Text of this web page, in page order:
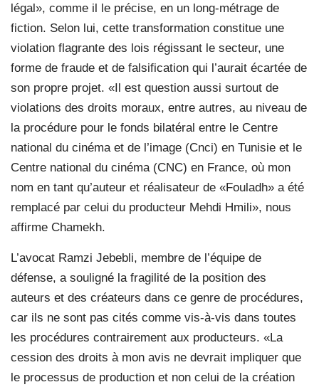
légal», comme il le précise, en un long-métrage de
fiction. Selon lui, cette transformation constitue une
violation flagrante des lois régissant le secteur, une
forme de fraude et de falsification qui l’aurait écartée de
son propre projet. «Il est question aussi surtout de
violations des droits moraux, entre autres, au niveau de
la procédure pour le fonds bilatéral entre le Centre
national du cinéma et de l’image (Cnci) en Tunisie et le
Centre national du cinéma (CNC) en France, où mon
nom en tant qu’auteur et réalisateur de «Fouladh» a été
remplacé par celui du producteur Mehdi Hmili», nous
affirme Chamekh.
L’avocat Ramzi Jebebli, membre de l’équipe de
défense, a souligné la fragilité de la position des
auteurs et des créateurs dans ce genre de procédures,
car ils ne sont pas cités comme vis-à-vis dans toutes
les procédures contrairement aux producteurs. «La
cession des droits à mon avis ne devrait impliquer que
le processus de production et non celui de la création